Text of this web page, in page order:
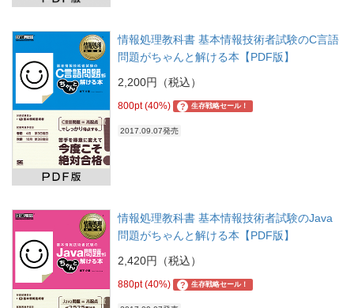
情報処理教科書 基本情報技術者試験のC言語
問題がちゃんと解ける本【PDF版】
2,200円（税込）
800pt (40%) ? 生存戦略セール！
2017.09.07発売
情報処理教科書 基本情報技術者試験のJava
問題がちゃんと解ける本【PDF版】
2,420円（税込）
880pt (40%) ? 生存戦略セール！